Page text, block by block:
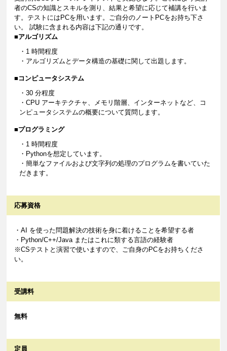
者のCSの知識とスキルを測り、結果と希望に応じて補講を行いま
す。テストにはPCを用います。ご自分のノートPCをお持ち下さ
い。 試験に含まれる内容は下記の通りです。
■アルゴリズム
・1 時間程度
・アルゴリズムとデータ構造の基礎に関して出題します。
■コンピュータシステム
・30 分程度
・CPU アーキテクチャ、メモリ階層、インターネットなど、コ
ンピュータシステムの概要について質問します。
■プログラミング
・1 時間程度
・Pythonを想定しています。
・簡単なファイルおよび文字列の処理のプログラムを書いていた
だきます。
応募資格
・AI を使った問題解決の技術を身に着けることを希望する者
・Python/C++/Java またはこれに類する言語の経験者
※CSテストと演習で使いますので、ご自身のPCをお持ちくださ
い。
受講料
無料
定員